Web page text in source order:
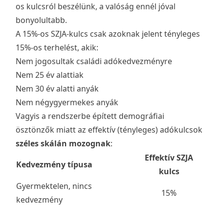
os kulcsról beszélünk, a valóság ennél jóval
bonyolultabb.
A 15%-os SZJA-kulcs csak azoknak jelent tényleges
15%-os terhelést, akik:
Nem jogosultak családi adókedvezményre
Nem 25 év alattiak
Nem 30 év alatti anyák
Nem négygyermekes anyák
Vagyis a rendszerbe épített demográfiai
ösztönzők miatt az effektív (tényleges) adókulcsok
széles skálán mozognak:
Kedvezmény típusa
Effektív SZJA
kulcs
Gyermektelen, nincs
kedvezmény
15%